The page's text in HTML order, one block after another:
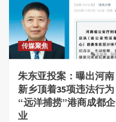
传媒聚焦
朱东亚投案：曝出河南
新乡顶着35项违法行为
“远洋捕捞”港商成都企
业